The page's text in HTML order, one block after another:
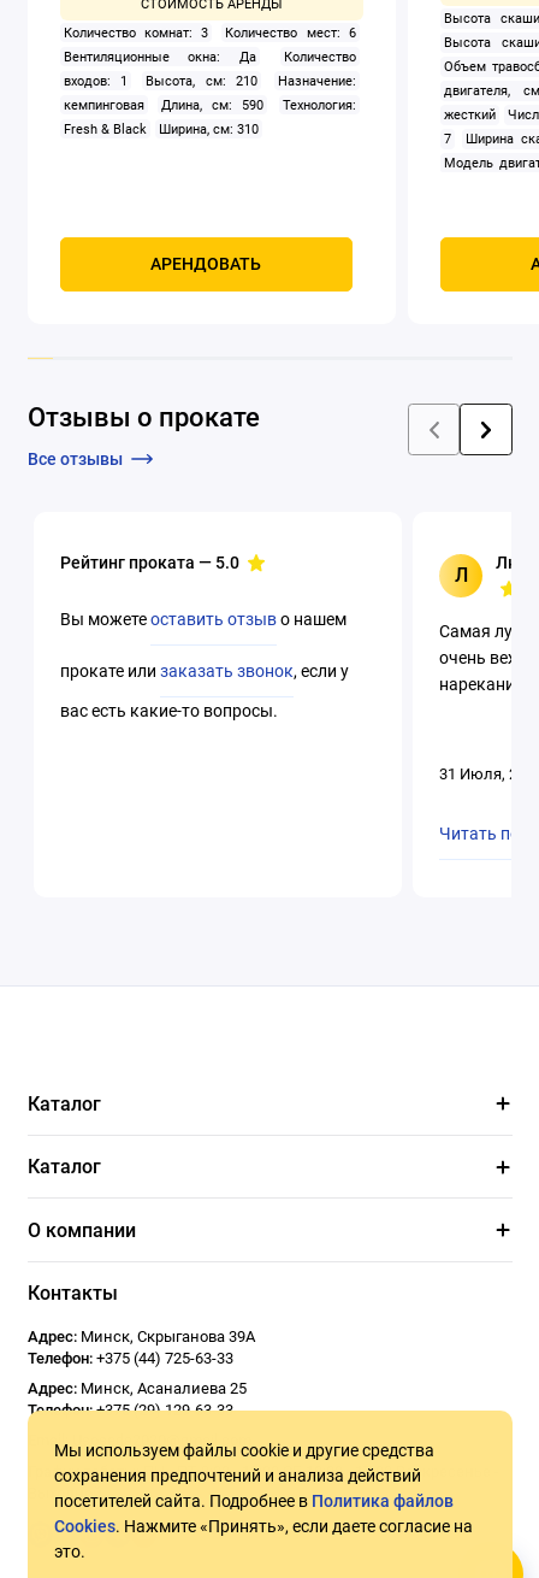
Количество комнат: 3
Количество мест: 6
Вентиляционные окна: Да
Количество
входов: 1
Высота, см: 210
Назначение:
кемпинговая
Длина, см: 590
Технология:
Fresh & Black
Ширина, см: 310
АРЕНДОВАТЬ
Высота
Высота
Объем
двигателя,
жесткий
7
Ширина
Модель
Отзывы о прокате
Все отзывы
Рейтинг проката — 5.0
Вы можетеоставить отзыво нашем
прокате илизаказать звонок, если у
вас есть какие-то вопросы.
Л
Самая
очень
нареканий.
31 Июля,
Читать
Мы используем файлы cookie и другие средства
сохранения предпочтений и анализа действий
посетителей сайта. Подробнее в Политика файлов
Cookies. Нажмите «Принять», если даете согласие на
это.
Каталог
Каталог
О компании
Контакты
Адрес: Минск, Скрыганова 39А
Телефон: +375 (44) 725-63-33
Адрес: Минск, Асаналиева 25
Телефон: +375 (29) 129-63-33
Email:
Usoseda2020@gmail.com
График работы: ПН - ПТ 9:00 - 18:00 СБ 10:00 - 17:00 Воскресенье -